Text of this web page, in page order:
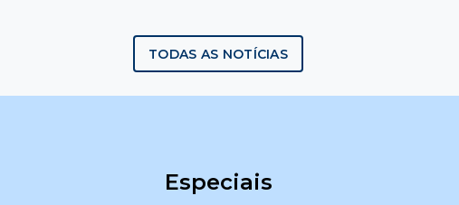
TODAS AS NOTÍCIAS
Especiais